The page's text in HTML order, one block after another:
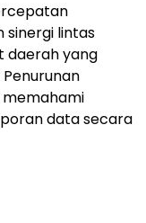
sinergi lintas
daerah yang
memahami
data secara